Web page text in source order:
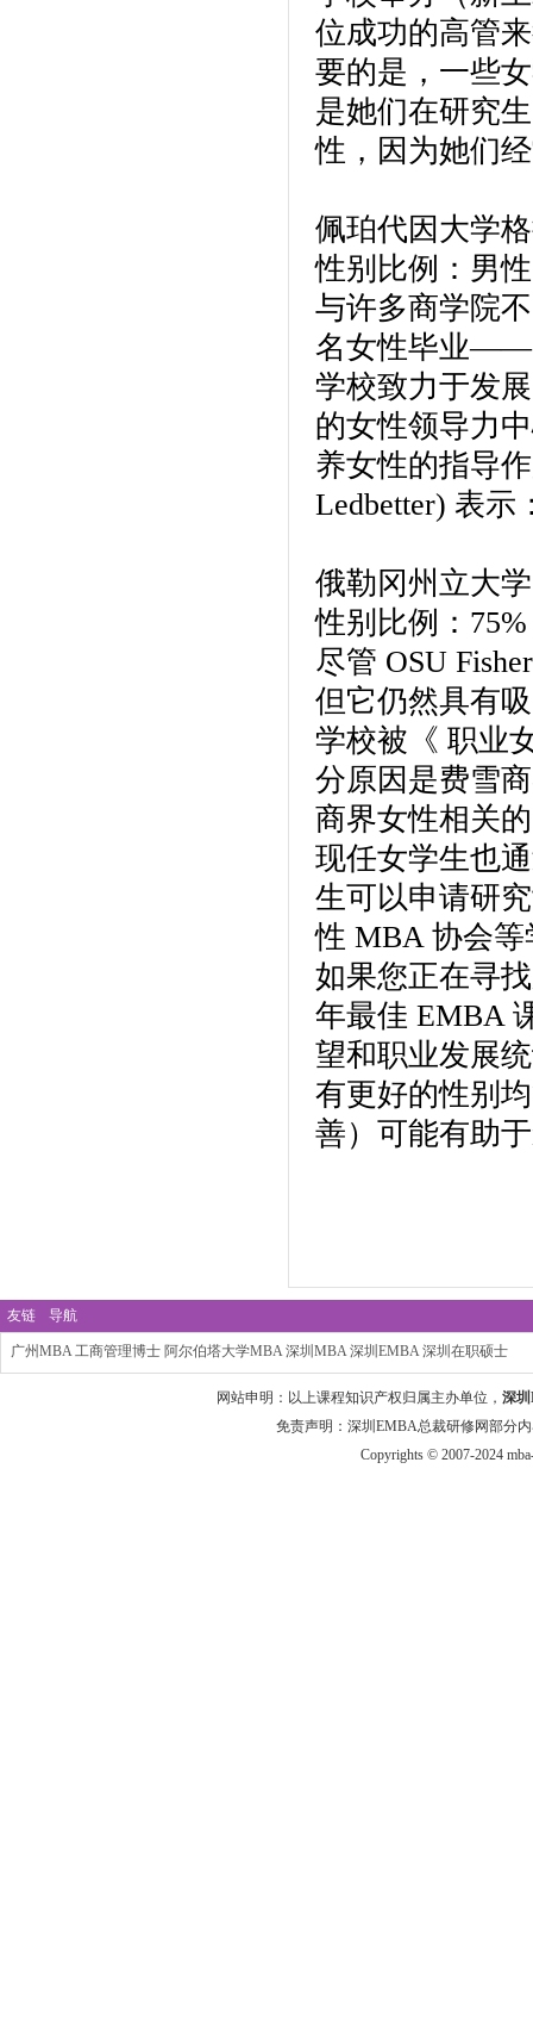
位成功的高管
要的是，一些
是她们在研究
性，因为她们
佩珀代因大学
性别比例：男
与许多商学院
名女性毕业
学校致力于发
的女性领导力
养女性的指导
Ledbetter) 表
俄勒冈州立大
性别比例：
尽管 OSU
但它仍然具有
学校被《 职业
分原因是费雪
商界女性相关
现任女学生也
生可以申请研
性 MBA 协会
如果您正在寻
年最佳 EMBA
望和职业发展
有更好的性别
善）可能有助
友链 导航
广州MBA 工商管理博士 阿尔伯塔大学MBA 深圳MBA 深圳EMBA 深圳在职硕士
网站申明：以上课程知识产权归属主办单位， 深
免责声明：深圳EMBA总裁研修网部分
Copyrights © 2007-2024